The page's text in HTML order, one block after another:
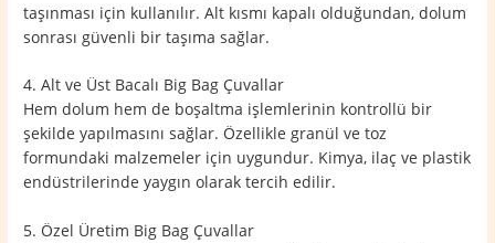
taşınması için kullanılır. Alt kısmı kapalı olduğundan, dolum
sonrası güvenli bir taşıma sağlar.
4. Alt ve Üst Bacalı Big Bag Çuvallar
Hem dolum hem de boşaltma işlemlerinin kontrollü bir
şekilde yapılmasını sağlar. Özellikle granül ve toz
formundaki malzemeler için uygundur. Kimya, ilaç ve plastik
endüstrilerinde yaygın olarak tercih edilir.
5. Özel Üretim Big Bag Çuvallar